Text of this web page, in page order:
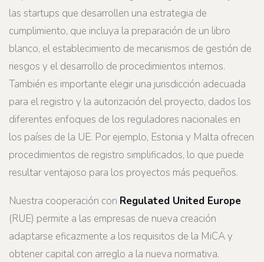
las startups que desarrollen una estrategia de
cumplimiento, que incluya la preparación de un libro
blanco, el establecimiento de mecanismos de gestión de
riesgos y el desarrollo de procedimientos internos.
También es importante elegir una jurisdicción adecuada
para el registro y la autorización del proyecto, dados los
diferentes enfoques de los reguladores nacionales en
los países de la UE. Por ejemplo, Estonia y Malta ofrecen
procedimientos de registro simplificados, lo que puede
resultar ventajoso para los proyectos más pequeños.
Nuestra cooperación con Regulated United Europe
(RUE) permite a las empresas de nueva creación
adaptarse eficazmente a los requisitos de la MiCA y
obtener capital con arreglo a la nueva normativa.